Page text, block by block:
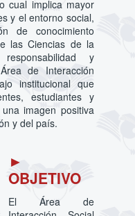
cual implica mayor
y el entorno social,
de conocimiento
las Ciencias de la
y
de Interacción
institucional que
estudiantes y
imagen positiva
y del país.
►
OBJETIVO
El Área de